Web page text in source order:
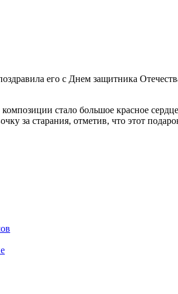
его с Днем защитника
стало большое красное
за старания, отметив, что этот